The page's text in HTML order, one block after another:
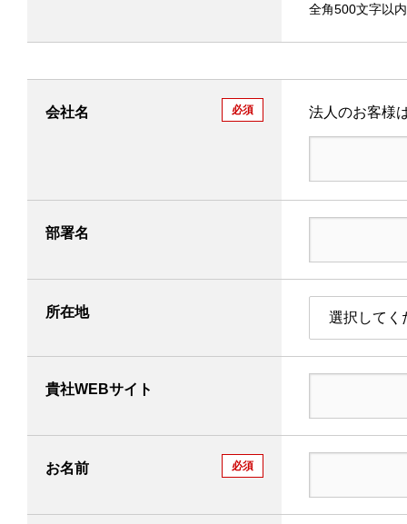
全角500文字以
会社名 必須 法人のお客様
部署名
所在地 選択してく
貴社WEBサイト
お名前 必須
企業情報
カスタマーサポート